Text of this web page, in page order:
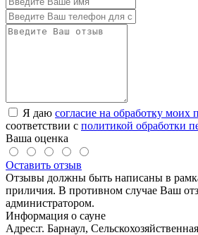
Я даю согласие на обработку
соответствии с политикой обработки
Ваша оценка
Оставить отзыв
Отзывы должны быть написаны в
приличия. В противном случае Ваш
администратором.
Информация о сауне
Адрес:г. Барнаул,